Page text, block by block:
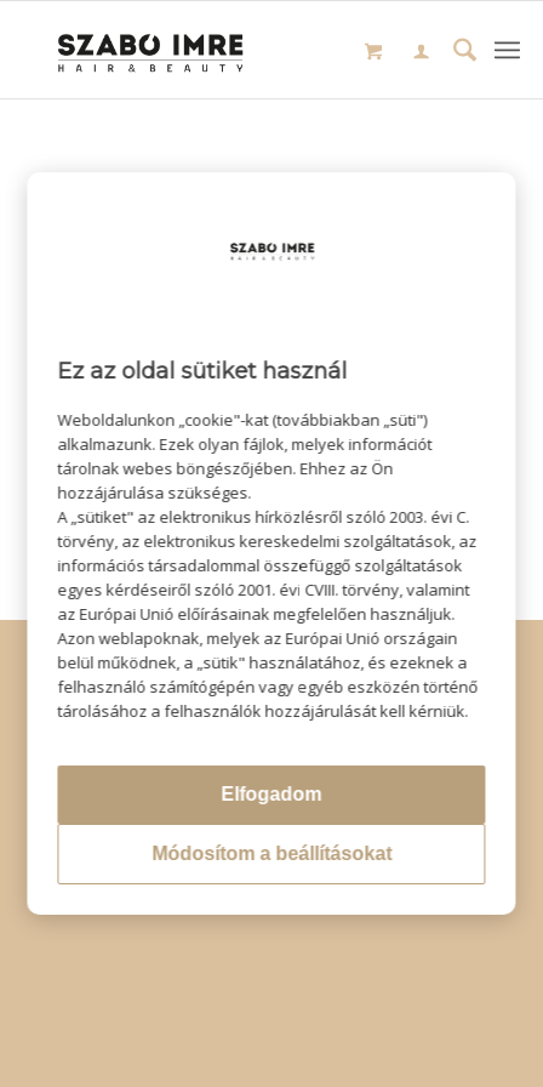
© Copyright - Szabó Imre Hair & Beauty
Impresszum| Adatkezelési tájékoztató Elállás
Ez az oldal sütiket használ
Weboldalunkon „cookie"-kat (továbbiakban „süti")
alkalmazunk. Ezek olyan fájlok, melyek információt
tárolnak webes böngészőjében. Ehhez az Ön
hozzájárulása szükséges.
A „sütiket" az elektronikus hírközlésről szóló 2003. évi C.
törvény, az elektronikus kereskedelmi szolgáltatások, az
információs társadalommal összefüggő szolgáltatások
egyes kérdéseiről szóló 2001. évi CVIII. törvény, valamint
az Európai Unió előírásainak megfelelően használjuk.
Azon weblapoknak, melyek az Európai Unió országain
belül működnek, a „sütik" használatához, és ezeknek a
felhasználó számítógépén vagy egyéb eszközén történő
tárolásához a felhasználók hozzájárulását kell kérniük.
Elfogadom
Módosítom a beállításokat